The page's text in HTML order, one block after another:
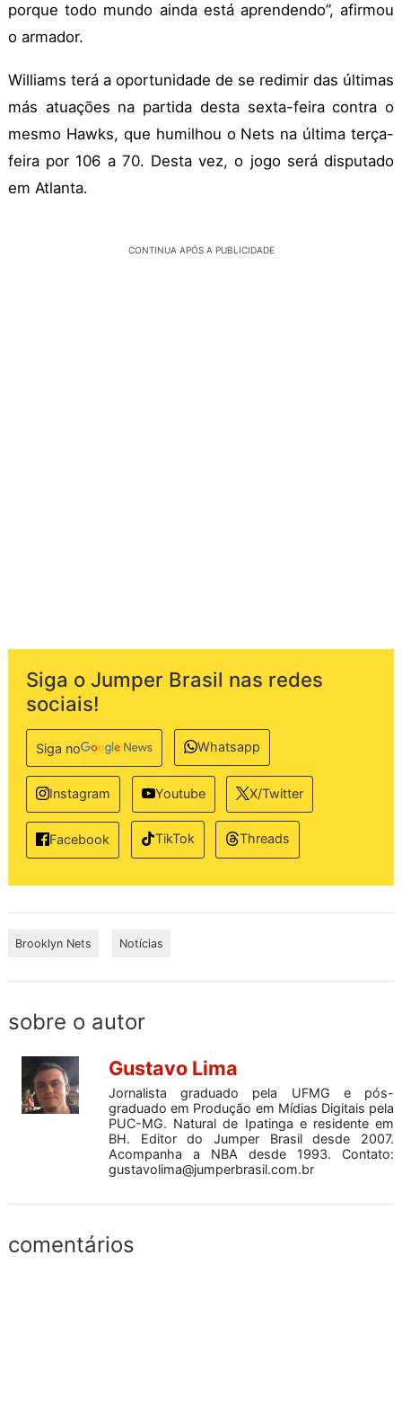
porque todo mundo ainda está aprendendo”, afirmou
o armador.
Williams terá a oportunidade de se redimir das últimas
más atuações na partida desta sexta-feira contra o
mesmo Hawks, que humilhou o Nets na última terça-
feira por 106 a 70. Desta vez, o jogo será disputado
em Atlanta.
CONTINUA APÓS A PUBLICIDADE
Siga o Jumper Brasil nas redes
sociais!
Siga no Whatsapp
Instagram Youtube X/Twitter
Facebook TikTok Threads
Brooklyn Nets Notícias
sobre o autor
Gustavo Lima
Jornalista graduado pela UFMG e pós-
graduado em Produção em Mídias Digitais pela
PUC-MG. Natural de Ipatinga e residente em
BH. Editor do Jumper Brasil desde 2007.
Acompanha a NBA desde 1993. Contato:
gustavolima@jumperbrasil.com.br
comentários